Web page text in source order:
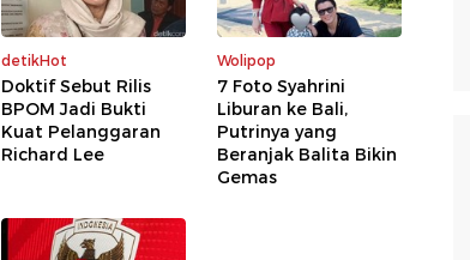
detikHot
Doktif Sebut Rilis
BPOM Jadi Bukti
Kuat Pelanggaran
Richard Lee
Wolipop
7 Foto Syahrini
Liburan ke Bali,
Putrinya yang
Beranjak Balita Bikin
Gemas